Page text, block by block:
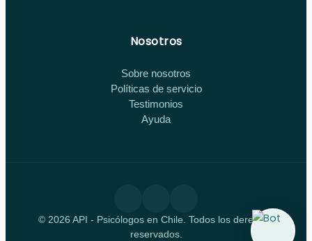
Nosotros
Sobre nosotros
Políticas de servicio
Testimonios
Ayuda
© 2026 API - Psicólogos en Chile. Todos los derechos
reservados.